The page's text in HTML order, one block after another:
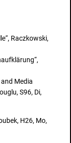
Raczkowski,
Media
S96, Di,
H26, Mo,